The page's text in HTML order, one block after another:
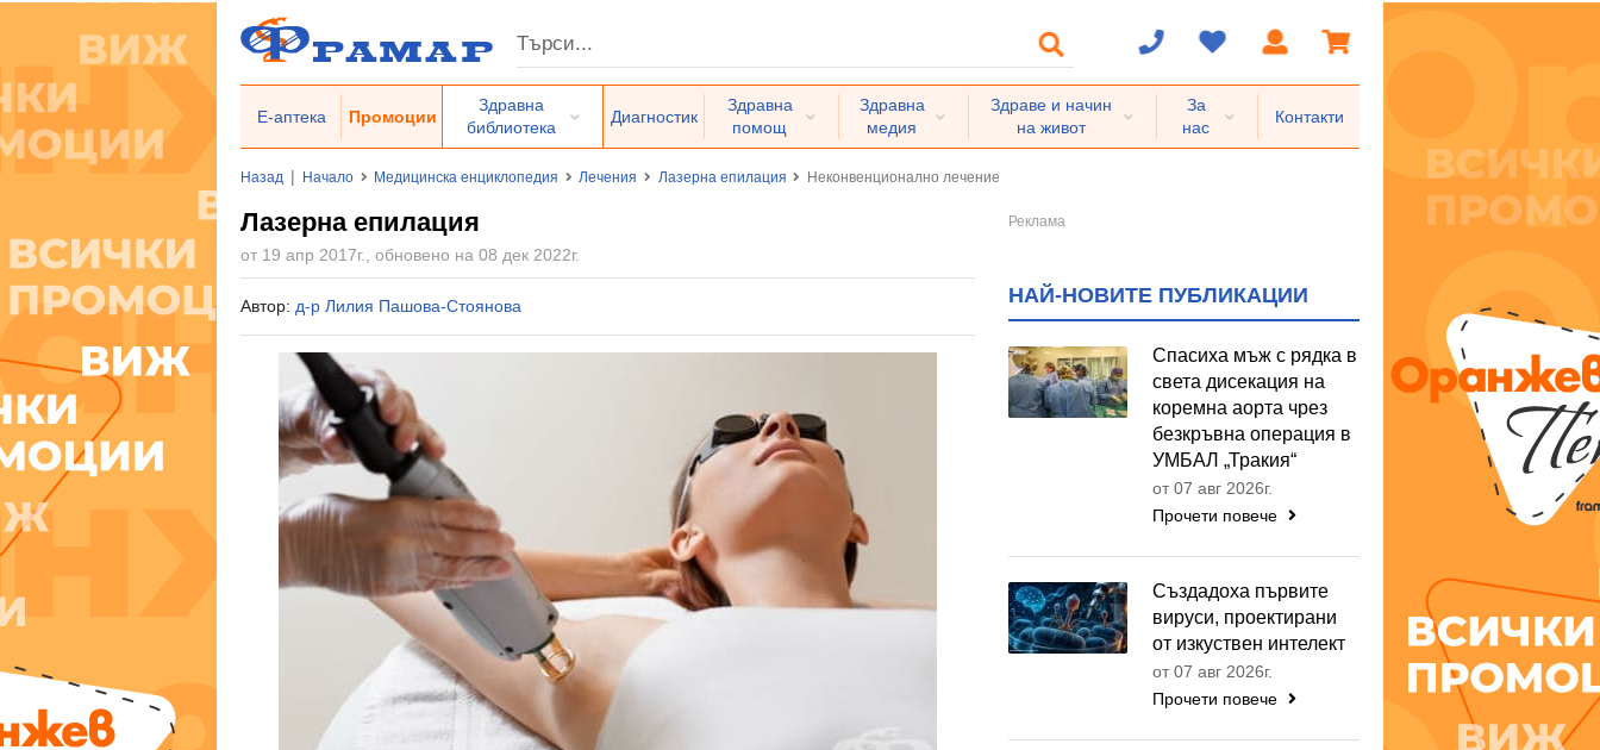
Е-аптека Промоции
Здравна
библиотека
Диагностик
Здравна
помощ
Здравна
медия
Здраве и начин
на живот
За
нас
Контакти
Назад | Начало Медицинска енциклопедия Лечения Лазерна епилация Неконвенционално лечение
Лазерна епилация
от 19 апр 2017г., обновено на 08 дек 2022г.
Автор: д-р Лилия Пашова-Стоянова НАЙ-НОВИТЕ ПУБЛИКАЦИИ
Спасиха мъж с рядка в
света дисекация на
коремна аорта чрез
безкръвна операция в
УМБАЛ „Тракия“
от 07 авг 2026г.
Прочети повече
Създадоха първите
вируси, проектирани
от изкуствен интелект
от 07 авг 2026г.
Прочети повече